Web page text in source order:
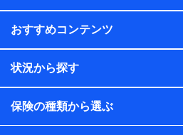
保険契約情報
当社または株式会社NTTドコモ
プが取得し、又は保有する保険
して、保険契約者及び被保険者
日、性別、保険契約者と被保険
的、保険商品の内容、保険料、
のメーカーや走行距離などの情
などの情報、ペットの種類や年
おすすめコンテンツ
状況から探す
保険の種類から選ぶ